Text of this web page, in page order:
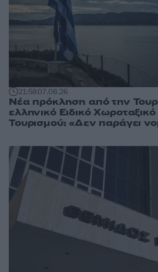
21:5807.08.26
Νέα πρόκληση από την
ελληνικό Ειδικό
Τουρισμού: «Δεν παράγει